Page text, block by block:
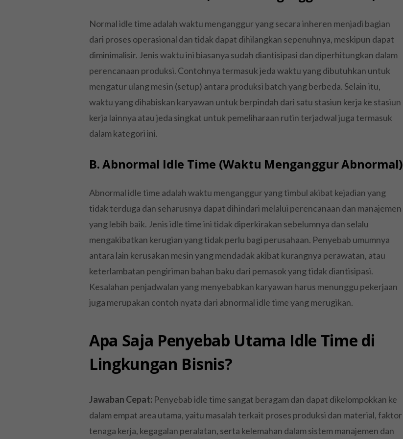
Normal idle time adalah waktu menganggur yang secara inheren menjadi bagian
dari proses operasional dan tidak dapat dihilangkan sepenuhnya, meskipun dapat
diminimalisir. Jenis waktu ini biasanya sudah diantisipasi dan diperhitungkan dalam
perencanaan produksi. Contohnya termasuk jeda waktu yang dibutuhkan untuk
mengatur ulang mesin (setup) antara produksi batch yang berbeda. Selain itu,
waktu yang dihabiskan karyawan untuk berpindah dari satu stasiun kerja ke stasiun
kerja lainnya atau jeda singkat untuk pemeliharaan rutin terjadwal juga termasuk
dalam kategori ini.
B. Abnormal Idle Time (Waktu Menganggur Abnormal)
Abnormal idle time adalah waktu menganggur yang timbul akibat kejadian yang
tidak terduga dan seharusnya dapat dihindari melalui perencanaan dan manajemen
yang lebih baik. Jenis idle time ini tidak diperkirakan sebelumnya dan selalu
mengakibatkan kerugian yang tidak perlu bagi perusahaan. Penyebab umumnya
antara lain kerusakan mesin yang mendadak akibat kurangnya perawatan, atau
keterlambatan pengiriman bahan baku dari pemasok yang tidak diantisipasi.
Kesalahan penjadwalan yang menyebabkan karyawan harus menunggu pekerjaan
juga merupakan contoh nyata dari abnormal idle time yang merugikan.
Apa Saja Penyebab Utama Idle Time di
Lingkungan Bisnis?
Jawaban Cepat: Penyebab idle time sangat beragam dan dapat dikelompokkan ke
dalam empat area utama, yaitu masalah terkait proses produksi dan material, faktor
tenaga kerja, kegagalan peralatan, serta kelemahan dalam sistem manajemen dan